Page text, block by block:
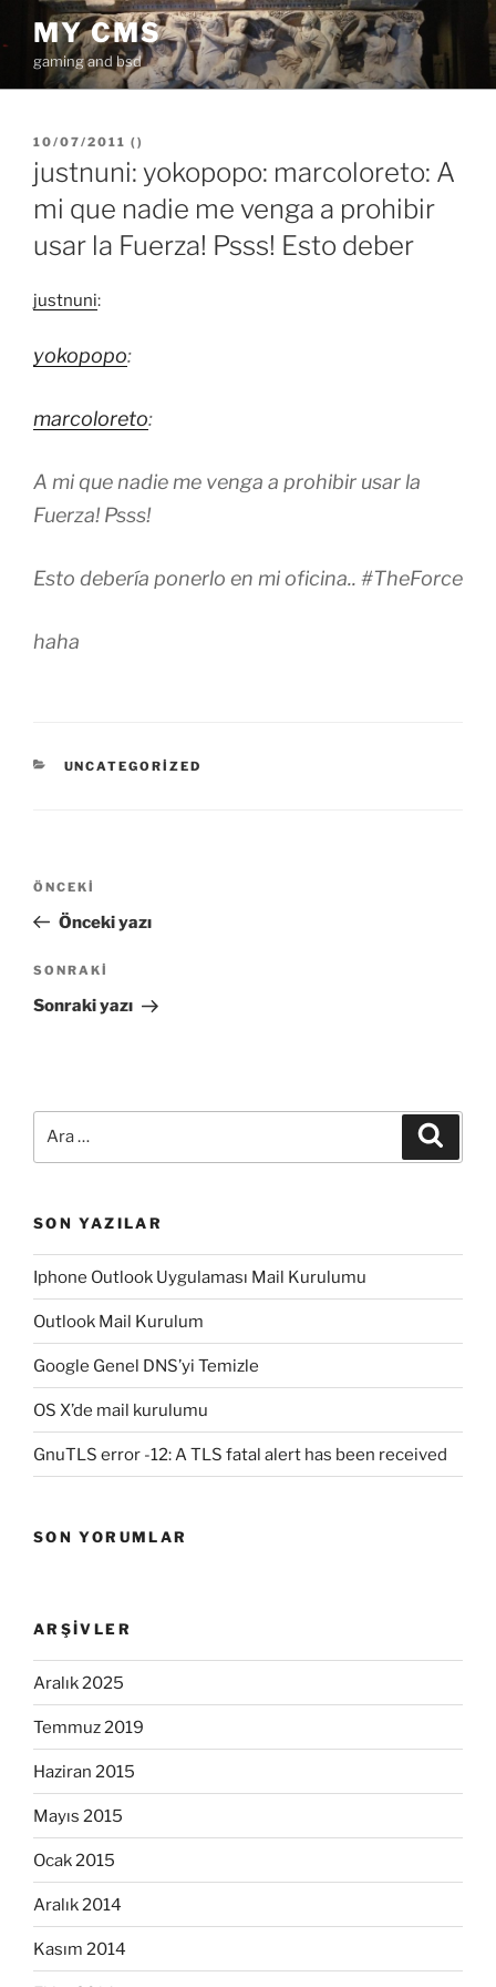
İçeriğe
MY CMS
gaming and bsd
YAYIM
TARIHI
10/07/2011 ( )
justnuni: yokopopo: marcoloreto: A
mi que nadie me venga a prohibir
usar la Fuerza! Psss! Esto deber
justnuni:
yokopopo:
marcoloreto:
A mi que nadie me venga a prohibir usar la
Fuerza! Psss!
Esto debería ponerlo en mi oficina.. #TheForce
haha
KATEGORILER
UNCATEGORIZED
Yazı
gezinmesi
Önceki
Yazı
ÖNCEKI
Önceki yazı
Sonraki
Yazı
SONRAKI
Sonraki yazı
SON YAZILAR
Iphone Outlook Uygulaması Mail Kurulumu
Outlook Mail Kurulum
Google Genel DNS’yi Temizle
OS X’de mail kurulumu
GnuTLS error -12: A TLS fatal alert has been received
SON YORUMLAR
ARŞIVLER
Aralık 2025
Temmuz 2019
Haziran 2015
Mayıs 2015
Ocak 2015
Aralık 2014
Kasım 2014